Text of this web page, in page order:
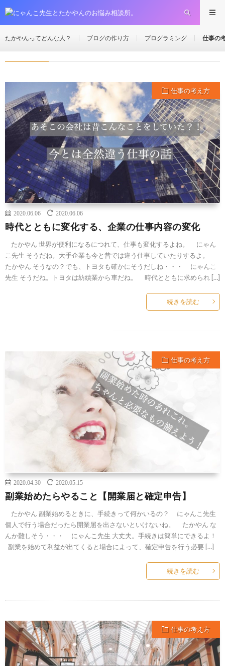
たかやんってどんな人？ ブログの作り方 プログラミング 仕事の
HOME 仕事の考え方
仕事の考え方
2020.06.06 2020.06.06
時代とともに変化する、企業の仕事内容の変化
たかやん 世界が便利になるにつれて、仕事も変化するよね。 にゃん
こ先生 そうだね。大手企業も今と昔では違う仕事していたりするよ。
たかやん そうなの？でも、トヨタも確かにそうだしね・・・ にゃんこ
先生 そうだね。トヨタは紡績業から車だね。 時代とともに求められ […]
続きを読む
仕事の考え方
2020.04.30 2020.05.15
副業始めたらやること【開業届と確定申告】
たかやん 副業始めるときに、手続きって何かいるの？ にゃんこ先生
個人で行う場合だったら開業届を出さないといけないね。 たかやん な
んか難しそう・・・ にゃんこ先生 大丈夫。手続きは簡単にできるよ！
副業を始めて利益が出てくると場合によって、確定申告を行う必要 […]
続きを読む
仕事の考え方